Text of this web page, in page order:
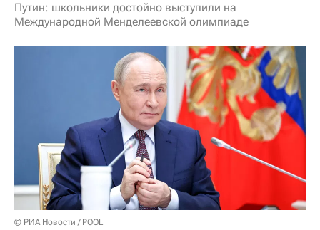
Путин: школьники достойно выступили на
Международной Менделеевской олимпиаде
© РИА Новости / POOL